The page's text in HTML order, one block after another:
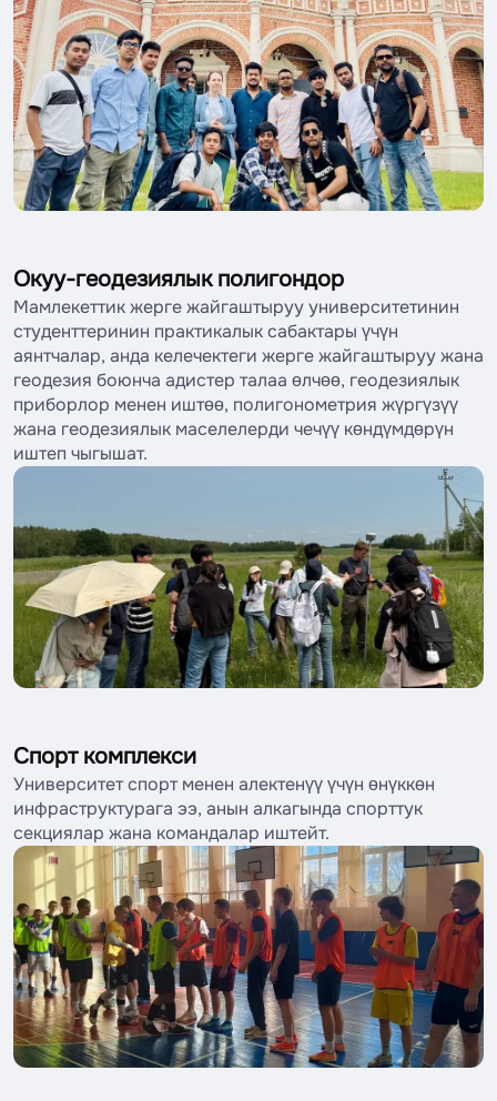
Окуу-геодезиялык полигондор
Мамлекеттик жерге жайгаштыруу университетинин
студенттеринин практикалык сабактары үчүн
аянтчалар, анда келечектеги жерге жайгаштыруу жана
геодезия боюнча адистер талаа өлчөө, геодезиялык
приборлор менен иштөө, полигонометрия жүргүзүү
жана геодезиялык маселелерди чечүү көндүмдөрүн
иштеп чыгышат.
Спорт комплекси
Университет спорт менен алектенүү үчүн өнүккөн
инфраструктурага ээ, анын алкагында спорттук
секциялар жана командалар иштейт.